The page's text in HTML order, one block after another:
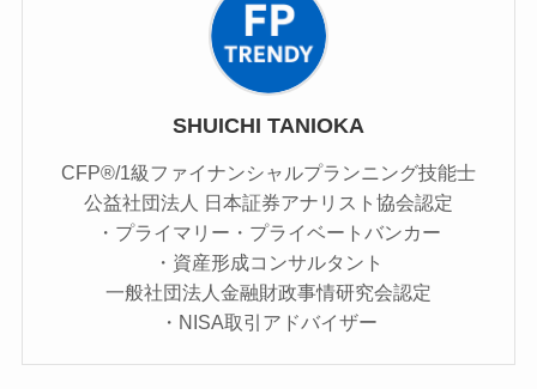
SHUICHI TANIOKA
CFP®/1級ファイナンシャルプランニング技能士
公益社団法人 日本証券アナリスト協会認定
・プライマリー・プライベートバンカー
・資産形成コンサルタント
一般社団法人金融財政事情研究会認定
・NISA取引アドバイザー